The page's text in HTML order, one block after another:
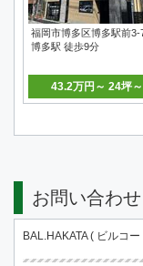
福岡市博多区博多駅前3-
博多駅 徒歩9分
43.2万円～ 24坪～
お問い合わせ
BAL.HAKATA ( ビルコー